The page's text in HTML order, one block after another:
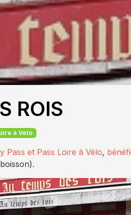
ROIS
à Vélo
Pass et Pass Loire à Vélo,